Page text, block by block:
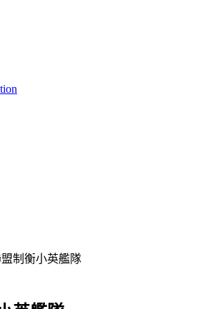
制衡小英艦隊